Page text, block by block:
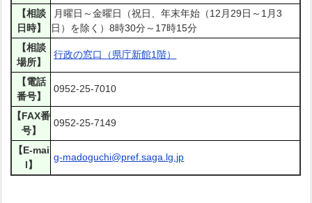
【相談
日時】
月曜日～金曜日（祝日、年末年始（12月29日～1月3
日）を除く）8時30分～17時15分
【相談
場所】
行政の窓口（県庁新館1階）
【電話
番号】
0952-25-7010
【FAX番
号】
0952-25-7149
【E-mai
l】
g-madoguchi@pref.saga.lg.jp